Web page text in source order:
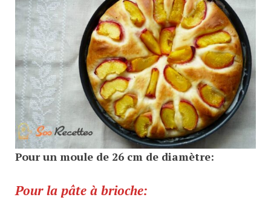
Pour un moule de 26 cm de diamètre:
Pour la pâte à brioche: